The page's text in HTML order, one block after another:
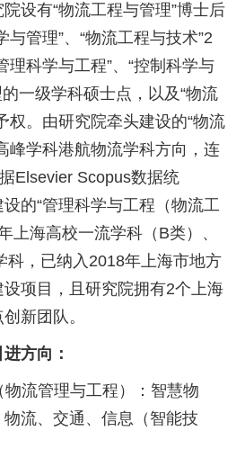
设有“物流工程与管理”博士后
与管理”、“物流工程与技术”2
理科学与工程”、“控制科学与
一级学科硕士点，以及“物流
权。由研究院牵头建设的“物流
峰学科港航物流学科方向，连
据Elsevier Scopus数据统
的“管理科学与工程（物流工
上海高校一流学科（ B类）、
科，已纳入 2018年上海市地方
项目，且研究院拥有2个上海
新团队。
方向：
流管理与工程）：智慧物
流、交通、信息（智能技